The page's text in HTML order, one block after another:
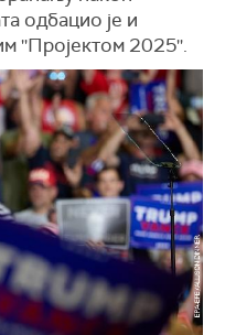
одбацио је и
''Пројектом 2025''.